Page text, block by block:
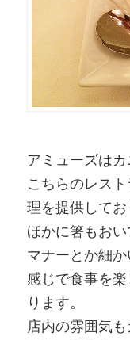
アミューズはカ
こちらのレス
理を提供して
ほかに箸もおい
マナーとか細
感じで食事を
ります。
店内の雰囲気